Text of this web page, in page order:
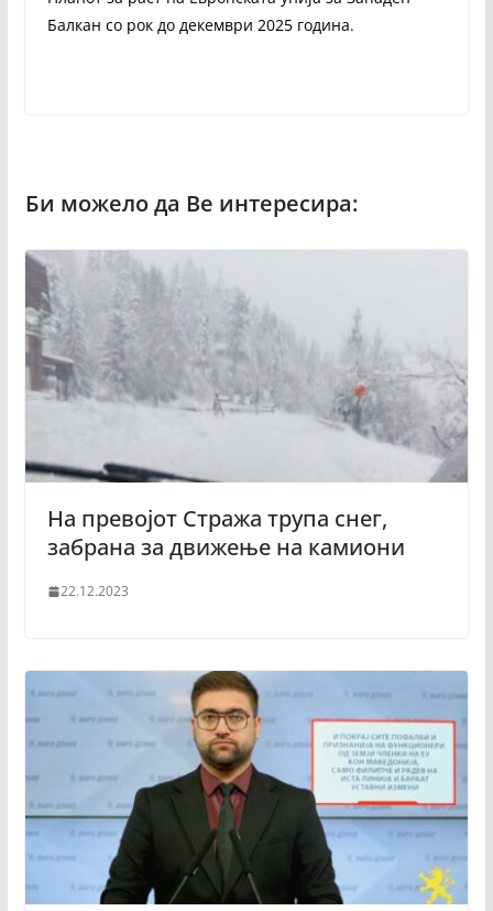
Балкан со рок до декември 2025 година.
На превојот Стража трупа снег,
забрана за движење на камиони
22.12.2023